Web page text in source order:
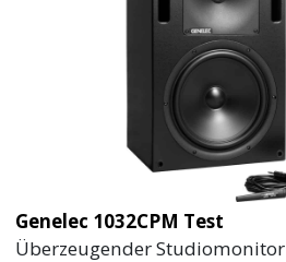
Genelec 1032CPM Test
Überzeugender Studiomonitor